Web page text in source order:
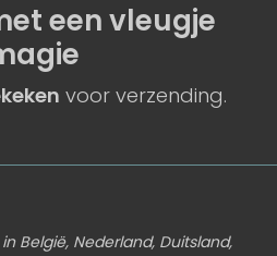
eenvleugje
voor verzending.
België, Nederland, Duitsland,